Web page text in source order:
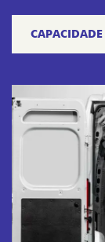
CAPACIDADE